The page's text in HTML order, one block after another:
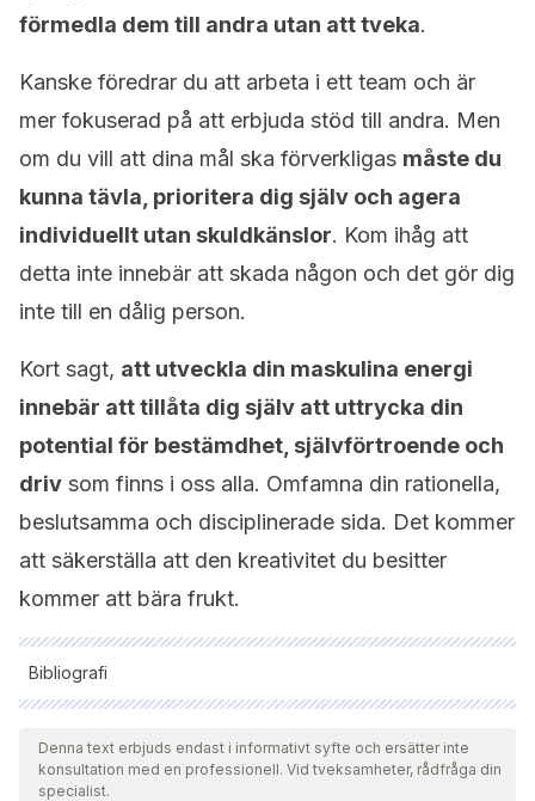
förmedla dem till andra utan att tveka.
Kanske föredrar du att arbeta i ett team och är
mer fokuserad på att erbjuda stöd till andra. Men
om du vill att dina mål ska förverkligas måste du
kunna tävla, prioritera dig själv och agera
individuellt utan skuldkänslor. Kom ihåg att
detta inte innebär att skada någon och det gör dig
inte till en dålig person.
Kort sagt, att utveckla din maskulina energi
innebär att tillåta dig själv att uttrycka din
potential för bestämdhet, självförtroende och
driv som finns i oss alla. Omfamna din rationella,
beslutsamma och disciplinerade sida. Det kommer
att säkerställa att den kreativitet du besitter
kommer att bära frukt.
Bibliografi
Samtliga citerade källor har granskats noggrant av vårt team
för att säkerställa deras kvalitet, tillförlitlighet, aktualitet och
giltighet. Bibliografin för denna artikel ansågs vara tillförlitlig
Denna text erbjuds endast i informativt syfte och ersätter inte
konsultation med en professionell. Vid tveksamheter, rådfråga din
specialist.